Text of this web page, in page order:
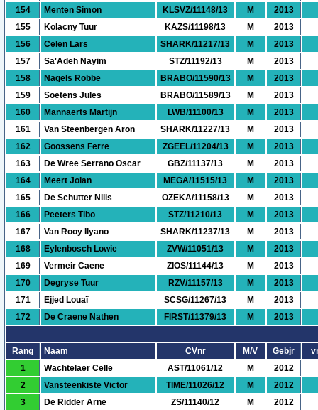
154
Menten Simon KLSVZ/11148/13 M
2013
155
Kolacny Tuur KAZS/11198/13 M
2013
156
Celen Lars SHARK/11217/13 M
2013
157
Sa'Adeh Nayim STZ/11192/13 M
2013
158
Nagels Robbe BRABO/11590/13 M
2013
159
Soetens Jules BRABO/11589/13 M
2013
160
Mannaerts Martijn LWB/11100/13 M
2013
161
Van Steenbergen Aron SHARK/11227/13 M
2013
162
Goossens Ferre ZGEEL/11204/13 M
2013
163
De Wree Serrano Oscar GBZ/11137/13 M
2013
164
Meert Jolan MEGA/11515/13 M
2013
165
De Schutter Nills OZEKA/11158/13 M
2013
166
Peeters Tibo STZ/11210/13 M
2013
167
Van Rooy Ilyano SHARK/11237/13 M
2013
168
Eylenbosch Lowie ZVW/11051/13 M
2013
169
Vermeir Caene ZIOS/11144/13 M
2013
170
Degryse Tuur RZV/11157/13 M
2013
171
Ejjed Louaï SCSG/11267/13 M
2013
172
De Craene Nathen FIRST/11379/13 M 2013
Rang Naam CVnr M/V Gebjr
1
Wachtelaer Celle AST/11061/12 M
2012
2
Vansteenkiste Victor TIME/11026/12 M
2012
3
De Ridder Arne ZS/11140/12 M
2012